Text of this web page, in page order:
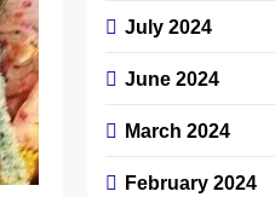
July 2024
June 2024
March 2024
February 2024